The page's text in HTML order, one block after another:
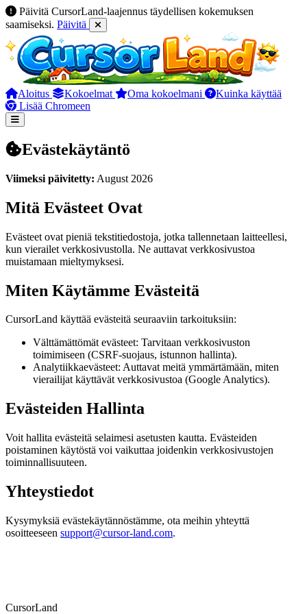
Päivitä CursorLand-laajennus täydellisen kokemuksen
saamiseksi. Päivitä
Aloitus Kokoelmat Oma kokoelmani
Kuinka käyttää
Lisää Chromeen
Evästekäytäntö
Viimeksi päivitetty: August 2026
Mitä Evästeet Ovat
Evästeet ovat pieniä tekstitiedostoja, jotka tallennetaan laitteellesi,
kun vierailet verkkosivustolla. Ne auttavat verkkosivustoa
muistamaan mieltymyksesi.
Miten Käytämme Evästeitä
CursorLand käyttää evästeitä seuraaviin tarkoituksiin:
Välttämättömät evästeet: Tarvitaan verkkosivuston
toimimiseen (CSRF-suojaus, istunnon hallinta).
Analytiikkaevästeet: Auttavat meitä ymmärtämään, miten
vierailijat käyttävät verkkosivustoa (Google Analytics).
Evästeiden Hallinta
Voit hallita evästeitä selaimesi asetusten kautta. Evästeiden
poistaminen käytöstä voi vaikuttaa joidenkin verkkosivustojen
toiminnallisuuteen.
Yhteystiedot
Kysymyksiä evästekäytännöstämme, ota meihin yhteyttä
osoitteeseen support@cursor-land.com.
CursorLand